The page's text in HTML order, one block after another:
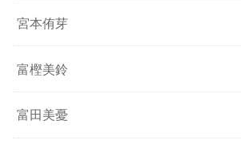
宮本侑芽
富樫美鈴
富田美憂